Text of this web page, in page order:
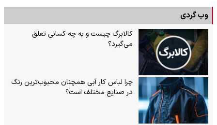
وب گردی
کالابرگ چیست و به چه کسانی تعلق
می‌گیرد؟
چرا لباس کار آبی همچنان محبوب‌ترین رنگ
در صنایع مختلف است؟